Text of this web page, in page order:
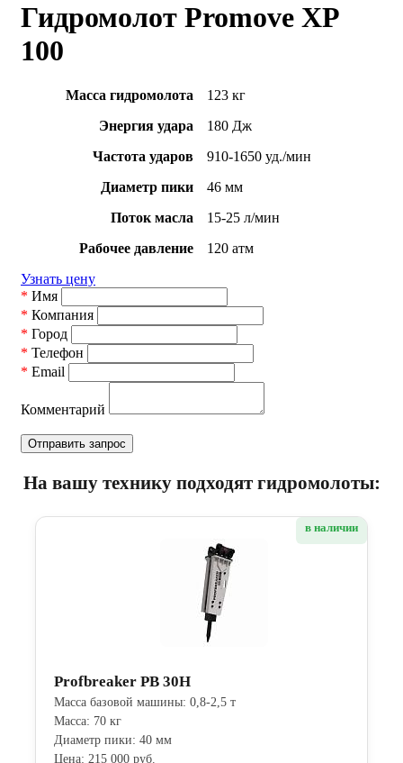
Гидромолот Promove XP
100
Масса гидромолота
123 кг
Энергия удара
180 Дж
Частота ударов
910-1650 уд./мин
Диаметр пики
46 мм
Поток масла
15-25 л/мин
Рабочее давление
120 атм
Узнать цену
* Имя
* Компания
* Город
* Телефон
* Email
Комментарий
На вашу технику подходят гидромолоты:
в наличии
Profbreaker PB 30H
Масса базовой машины: 0,8-2,5 т
Масса: 70 кг
Диаметр пики: 40 мм
Цена: 215 000 руб.